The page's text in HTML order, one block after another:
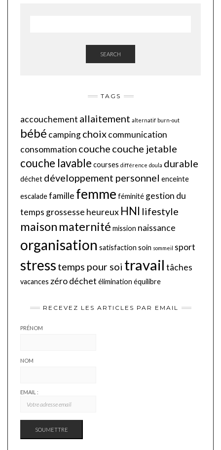
SEARCH
TAGS
accouchement allaitement alternatif burn-out
bébé campingchoixcommunication
consommation couche couche jetable
couche lavable courses différence doula durable
déchet développement personnel enceinte
escaladefamille femme féminité gestion du
temps grossesse heureux HNI lifestyle
maison maternité mission naissance
organisation satisfaction soin sommeil sport
stress temps pour soi travail tâches
vacances zéro déchet élimination équilibre
RECEVEZ LES ARTICLES PAR EMAIL
PRÉNOM
NOM
EMAIL :